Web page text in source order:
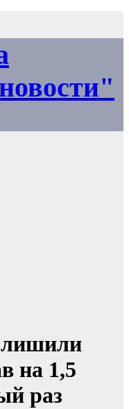
лишили
на 1,5
раз